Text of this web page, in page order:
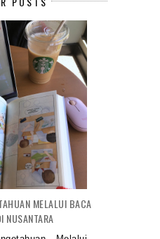
MELALUI BACA
NUSANTARA